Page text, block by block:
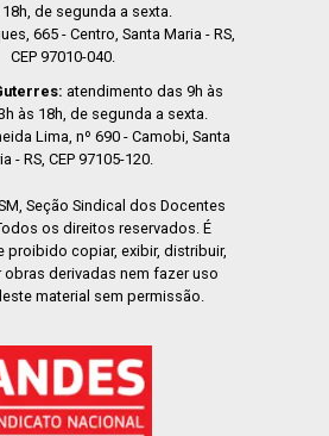
de segunda a sexta.
665 - Centro, Santa Maria - RS,
CEP 97010-040.
atendimento das 9h às
às 18h, de segunda a sexta.
Lima, nº 690 - Camobi, Santa
- RS, CEP 97105-120.
Seção Sindical dos Docentes
os direitos reservados. É
proibido copiar, exibir, distribuir,
obras derivadas nem fazer uso
material sem permissão.